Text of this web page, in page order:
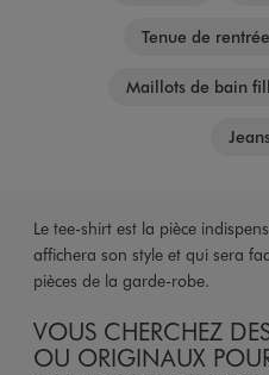
Tenue de
Maillots de bain
Le tee-shirt est la pièce
affichera son style et qui sera
pièces de la garde-robe.
VOUS CHERCHEZ
OU ORIGINAUX